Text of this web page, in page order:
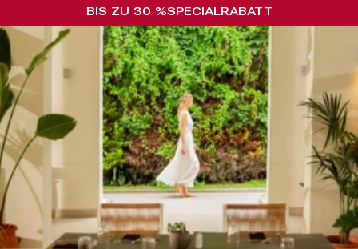
BIS ZU 30 %SPECIALRABATT